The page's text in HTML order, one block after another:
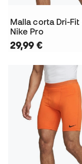
Malla corta Dri-Fit
Nike Pro
29,99 €